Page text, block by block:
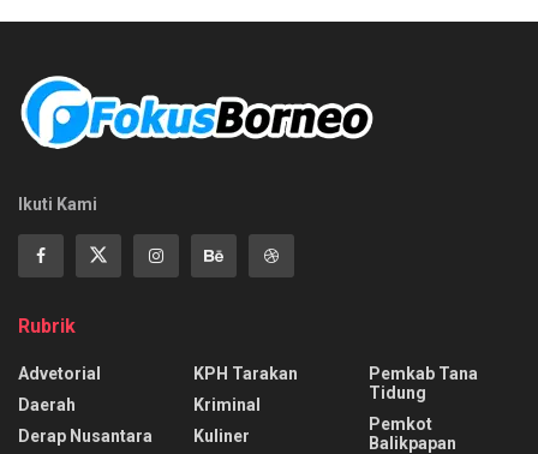
Ikuti Kami
Rubrik
Advetorial
Daerah
Derap Nusantara
KPH Tarakan
Kriminal
Kuliner
Pemkab Tana
Tidung
Pemkot
Balikpapan